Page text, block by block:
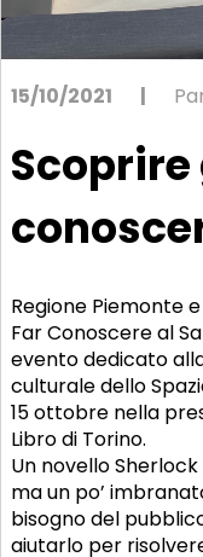
15/10/2021 |
Scoprire
Regione Piemonte
Far Conoscere al
evento dedicato
culturale dello
15 ottobre nella
Libro di Torino.
Un novello
ma un po’
bisogno del
aiutarlo per